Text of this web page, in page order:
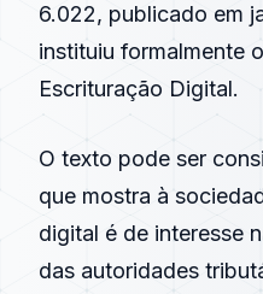
6.022, publicado em
instituiu formalmente
Escrituração Digital.
O texto pode ser
que mostra à
digital é de interesse
das autoridades